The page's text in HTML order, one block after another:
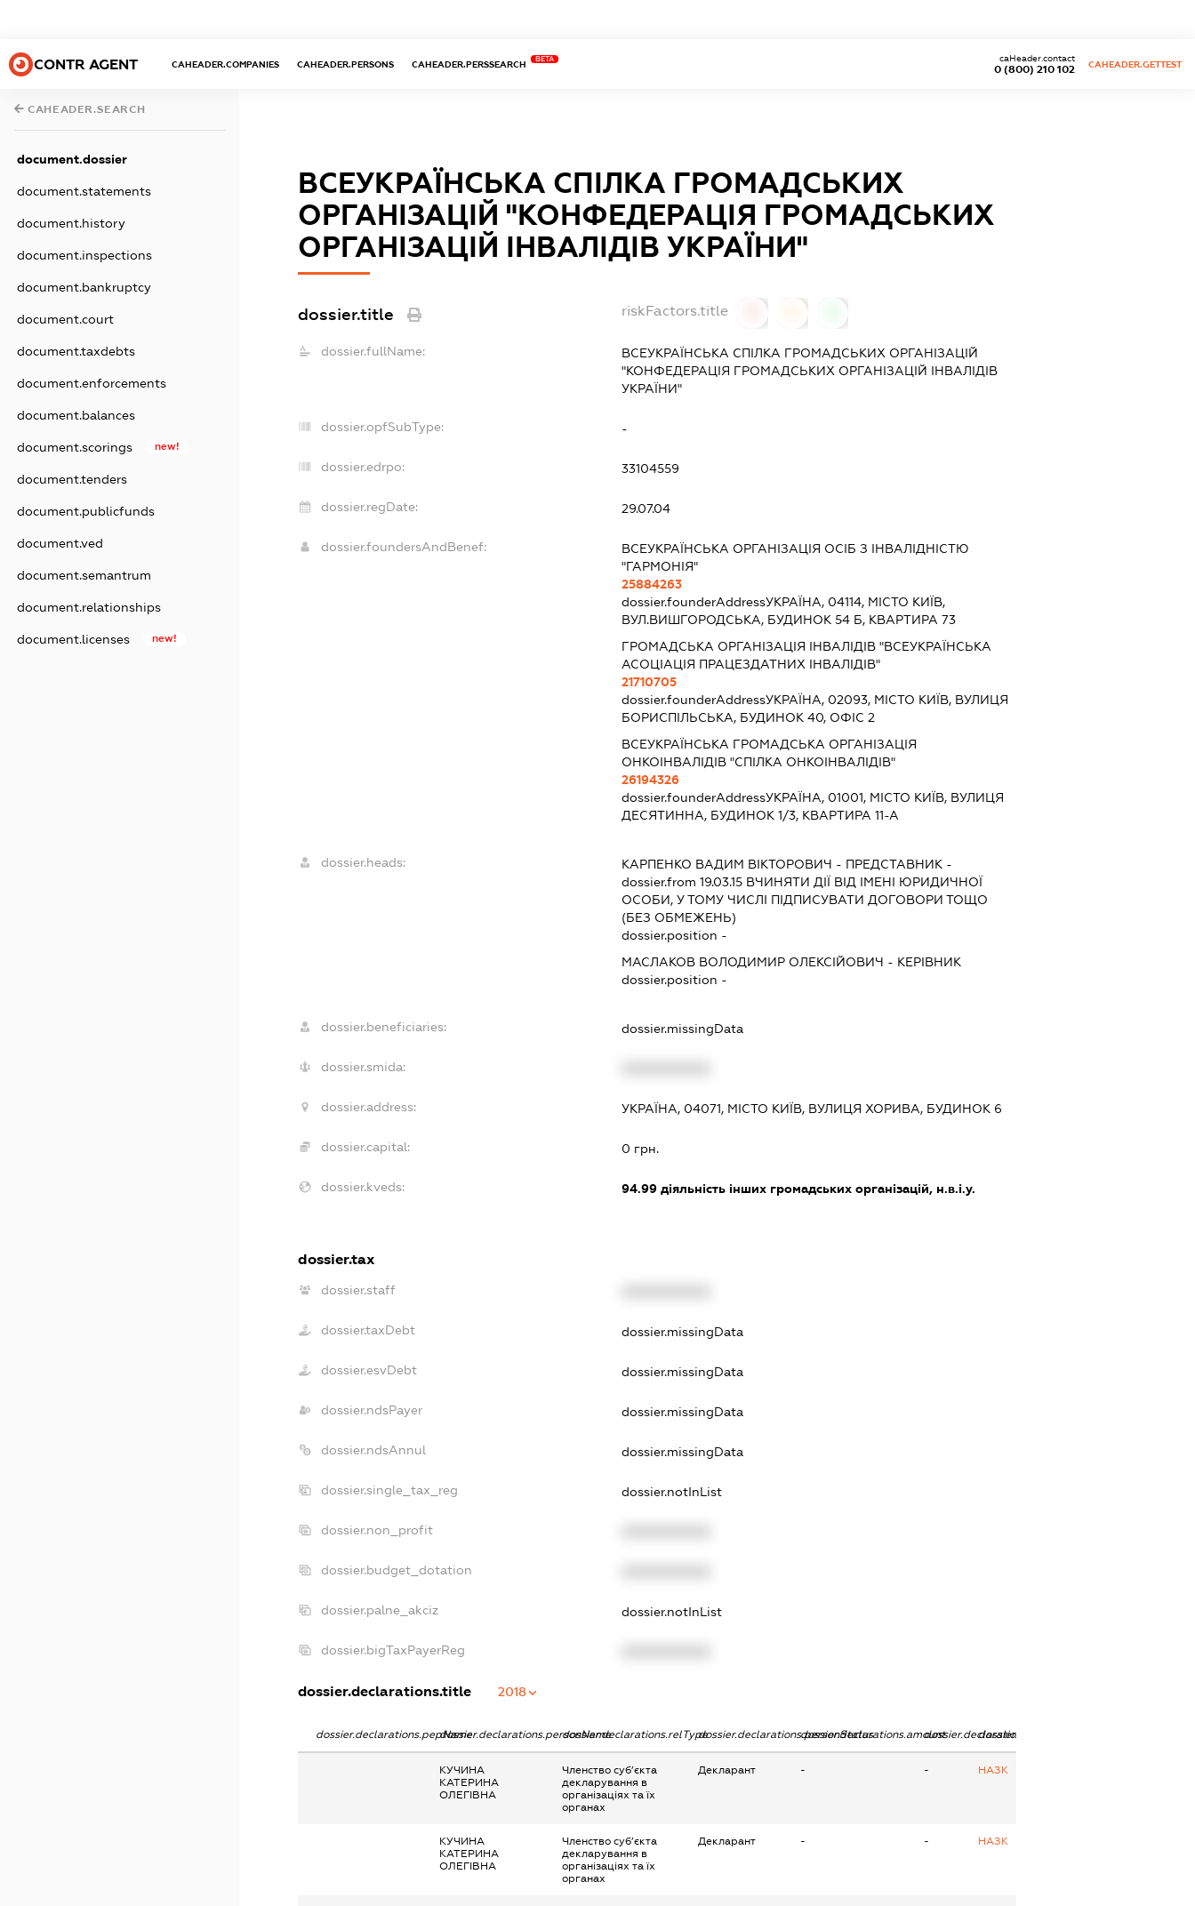
CONTR AGENT CAHEADER.COMPANIES CAHEADER.PERSONS CAHEADER.PERSSEARCH
BETA
0 (800) 210 102
caHeader.contact
CAHEADER.GETTEST
CAHEADER.SEARCH
document.dossier
document.statements
document.history
document.inspections
document.bankruptcy
document.court
document.taxdebts
document.enforcements
document.balances
document.scorings new!
document.tenders
document.publicfunds
document.ved
document.semantrum
document.relationships
document.licenses new!
ВСЕУКРАЇНСЬКА СПІЛКА ГРОМАДСЬКИХ
ОРГАНІЗАЦІЙ "КОНФЕДЕРАЦІЯ ГРОМАДСЬКИХ
ОРГАНІЗАЦІЙ ІНВАЛІДІВ УКРАЇНИ"
dossier.title riskFactors.title
dossier.fullName:
ВСЕУКРАЇНСЬКА СПІЛКА ГРОМАДСЬКИХ ОРГАНІЗАЦІЙ
"КОНФЕДЕРАЦІЯ ГРОМАДСЬКИХ ОРГАНІЗАЦІЙ ІНВАЛІДІВ
УКРАЇНИ"
dossier.opfSubType: -
dossier.edrpo: 33104559
dossier.regDate: 29.07.04
dossier.foundersAndBenef:
ВСЕУКРАЇНСЬКА ОРГАНІЗАЦІЯ ОСІБ З ІНВАЛІДНІСТЮ
"ГАРМОНІЯ"
25884263
dossier.founderAddressУКРАЇНА, 04114, МІСТО КИЇВ,
ВУЛ.ВИШГОРОДСЬКА, БУДИНОК 54 Б, КВАРТИРА 73
ГРОМАДСЬКА ОРГАНІЗАЦІЯ ІНВАЛІДІВ "ВСЕУКРАЇНСЬКА
АСОЦІАЦІЯ ПРАЦЕЗДАТНИХ ІНВАЛІДІВ"
21710705
dossier.founderAddressУКРАЇНА, 02093, МІСТО КИЇВ, ВУЛИЦЯ
БОРИСПІЛЬСЬКА, БУДИНОК 40, ОФІС 2
ВСЕУКРАЇНСЬКА ГРОМАДСЬКА ОРГАНІЗАЦІЯ
ОНКОІНВАЛІДІВ "СПІЛКА ОНКОІНВАЛІДІВ"
26194326
dossier.founderAddressУКРАЇНА, 01001, МІСТО КИЇВ, ВУЛИЦЯ
ДЕСЯТИННА, БУДИНОК 1/3, КВАРТИРА 11-А
dossier.heads: КАРПЕНКО ВАДИМ ВІКТОРОВИЧ - ПРЕДСТАВНИК-
dossier.from 19.03.15ВЧИНЯТИ ДІЇ ВІД ІМЕНІ ЮРИДИЧНОЇ
ОСОБИ, У ТОМУ ЧИСЛІ ПІДПИСУВАТИ ДОГОВОРИ ТОЩО
(БЕЗ ОБМЕЖЕНЬ)
dossier.position -
МАСЛАКОВ ВОЛОДИМИР ОЛЕКСІЙОВИЧ - КЕРІВНИК
dossier.position -
dossier.beneficiaries: dossier.missingData
dossier.smida:
dossier.address: УКРАЇНА, 04071, МІСТО КИЇВ, ВУЛИЦЯ ХОРИВА, БУДИНОК 6
dossier.capital: 0 грн.
dossier.kveds: 94.99діяльність інших громадських організацій, н.в.і.у.
dossier.tax
dossier.staff
dossier.taxDebt dossier.missingData
dossier.esvDebt dossier.missingData
dossier.ndsPayer dossier.missingData
dossier.ndsAnnul dossier.missingData
dossier.single_tax_reg dossier.notInList
dossier.non_profit
dossier.budget_dotation
dossier.palne_akciz dossier.notInList
dossier.bigTaxPayerReg
dossier.declarations.title 2018
dossier.declarations.pepNamedossier.declarations.personNamedossier.declarations.relTypedossier.declarations.personStatusdossier.declarations.amountdossier.declarations.currency
dossier.declarations.source
КУЧИНА
КАТЕРИНА
ОЛЕГІВНА
Членство суб’єкта
декларування в
організаціях та їх
органах
Декларант - - НАЗК
КУЧИНА
КАТЕРИНА
ОЛЕГІВНА
Членство суб’єкта
декларування в
організаціях та їх
органах
Декларант - - НАЗК